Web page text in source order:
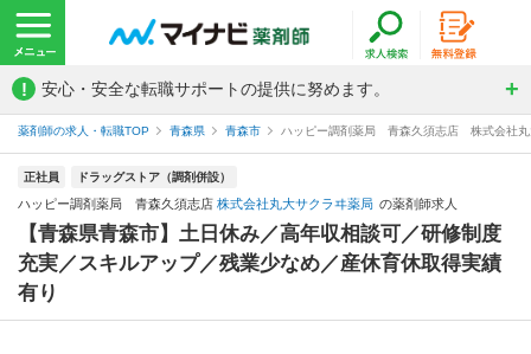
! 安心・安全な転職サポートの提供に努めます。
薬剤師の求人・転職TOP 青森県 青森市 ハッピー調剤薬局 青森久須志店 株式会社丸
正社員 ドラッグストア（調剤併設）
ハッピー調剤薬局 青森久須志店 株式会社丸大サクラヰ薬局 の薬剤師求人
【青森県青森市】土日休み／高年収相談可／研修制度
充実／スキルアップ／残業少なめ／産休育休取得実績
有り